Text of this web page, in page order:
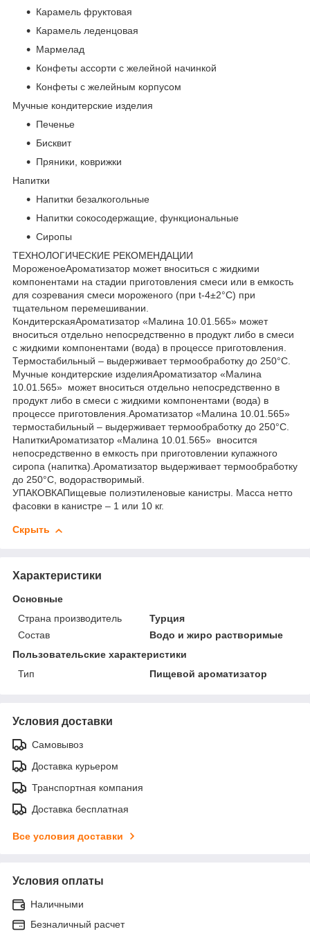
Карамель фруктовая
Карамель леденцовая
Мармелад
Конфеты ассорти с желейной начинкой
Конфеты с желейным корпусом
Мучные кондитерские изделия
Печенье
Бисквит
Пряники, коврижки
Напитки
Напитки безалкогольные
Напитки сокосодержащие, функциональные
Сиропы
ТЕХНОЛОГИЧЕСКИЕ РЕКОМЕНДАЦИИ
МороженоеАроматизатор может вноситься с жидкими
компонентами на стадии приготовления смеси или в емкость
для созревания смеси мороженого (при t-4±2°C) при
тщательном перемешивании.
КондитерскаяАроматизатор «Малина 10.01.565» может
вноситься отдельно непосредственно в продукт либо в смеси
с жидкими компонентами (вода) в процессе приготовления.
Термостабильный – выдерживает термообработку до 250°С.
Мучные кондитерские изделияАроматизатор «Малина
10.01.565» может вноситься отдельно непосредственно в
продукт либо в смеси с жидкими компонентами (вода) в
процессе приготовления.Ароматизатор «Малина 10.01.565»
термостабильный – выдерживает термообработку до 250°С.
НапиткиАроматизатор «Малина 10.01.565» вносится
непосредственно в емкость при приготовлении купажного
сиропа (напитка).Ароматизатор выдерживает термообработку
до 250°С, водорастворимый.
УПАКОВКАПищевые полиэтиленовые канистры. Масса нетто
фасовки в канистре – 1 или 10 кг.
Скрыть
Характеристики
Основные
Страна производитель
Турция
Состав
Водо и жиро растворимые
Пользовательские характеристики
Тип
Пищевой ароматизатор
Условия доставки
Самовывоз
Доставка курьером
Транспортная компания
Доставка бесплатная
Все условия доставки
Условия оплаты
Наличными
Безналичный расчет